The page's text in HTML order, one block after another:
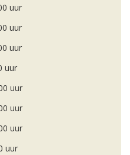
uur
uur
uur
uur
uur
uur
uur
uur